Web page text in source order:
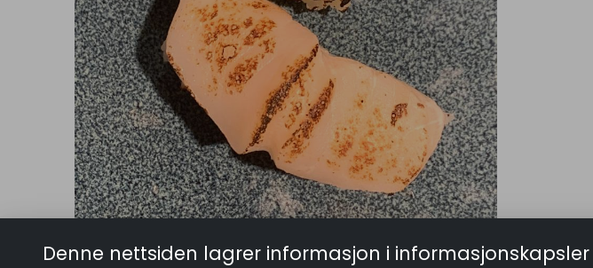
Denne nettsiden lagrer informasjon i